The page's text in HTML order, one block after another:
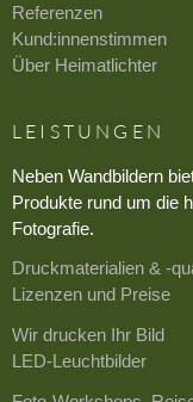
Referenzen
Kund:innenstimmen
Über Heimatlichter
LEISTUNGEN
Neben Wandbildern
Produkte rund um die
Fotografie.
Druckmaterialien & -
Lizenzen und Preise
Wir drucken Ihr Bild
LED-Leuchtbilder